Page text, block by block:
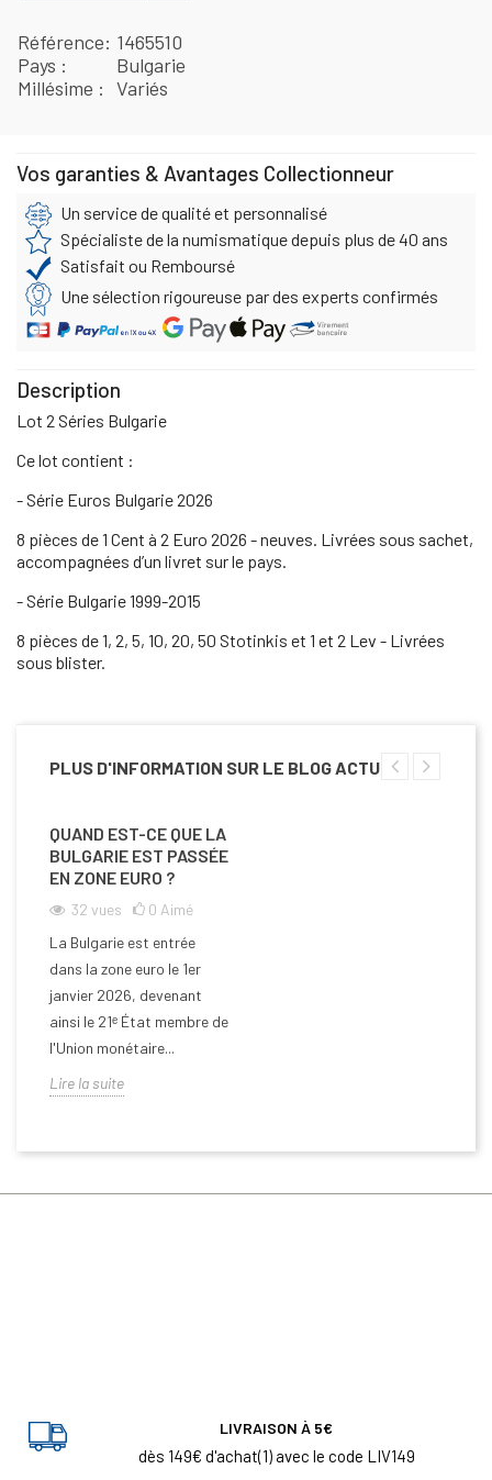
Référence 1465510
Pays
Bulgarie
Millésime
Variés
Vos garanties & Avantages Collectionneur
Un service de qualité et personnalisé
Spécialiste de la numismatique depuis plus de 40 ans
Satisfait ou Remboursé
Une sélection rigoureuse par des experts confirmés
Description
Lot 2 Séries Bulgarie
Ce lot contient :
- Série Euros Bulgarie 2026
8 pièces de 1 Cent à 2 Euro 2026 - neuves. Livrées sous sachet,
accompagnées d’un livret sur le pays.
- Série Bulgarie 1999-2015
8 pièces de 1, 2, 5, 10, 20, 50 Stotinkis et 1 et 2 Lev - Livrées
sous blister.
PLUS D'INFORMATION SUR LE BLOG ACTU
QUAND EST-CE QUE LA
BULGARIE EST PASSÉE
EN ZONE EURO ?
32 vues 0 Aimé
La Bulgarie est entrée
dans la zone euro le 1er
janvier 2026, devenant
ainsi le 21ᵉ État membre de
l'Union monétaire...
Lire la suite
LIVRAISON À 5€
dès 149€ d'achat(1) avec le code LIV149